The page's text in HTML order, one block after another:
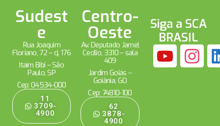
Sudest
e
Rua Joaquim
Floriano, 72 – cj. 176
Itaim Bibi – São
Paulo, SP
Cep: 04534-000
11
3709-
4900
Centro-
Oeste
Av. Deputado Jamel
Cecílio, 3310 – sala
409
Jardim Goiás –
Goiânia, GO
Cep: 74810-100
62
3878-
4900
Siga a SCA
BRASIL